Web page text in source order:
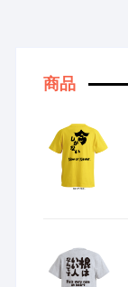
商品